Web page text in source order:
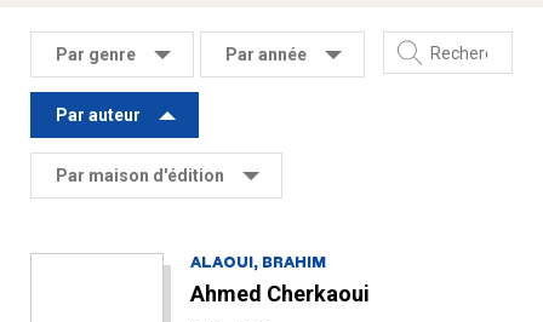
Par genre Par année
Par auteur
Par maison d'édition
ALAOUI, BRAHIM
Ahmed Cherkaoui